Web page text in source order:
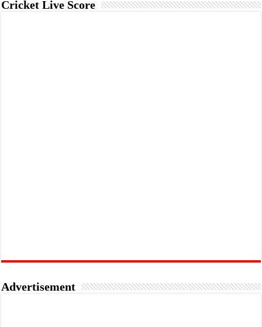
Cricket Live Score
Advertisement